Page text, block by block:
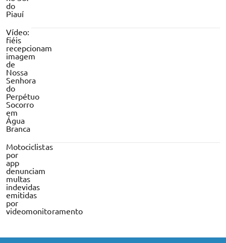
do
Piauí
Vídeo:
fiéis
recepcionam
imagem
de
Nossa
Senhora
do
Perpétuo
Socorro
em
Água
Branca
Motociclistas
por
app
denunciam
multas
indevidas
emitidas
por
videomonitoramento